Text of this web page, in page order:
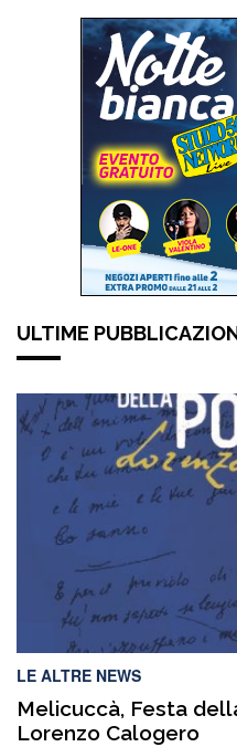
ULTIME
LE ALTRE NEWS
Melicuccà, Festa
Lorenzo Calogero